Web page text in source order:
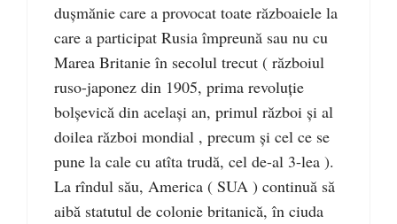
dușmănie care a provocat toate războaiele la
care a participat Rusia împreună sau nu cu
Marea Britanie în secolul trecut ( războiul
ruso-japonez din 1905, prima revoluție
bolșevică din același an, primul război și al
doilea război mondial , precum și cel ce se
pune la cale cu atîta trudă, cel de-al 3-lea ).
La rîndul său, America ( SUA ) continuă să
aibă statutul de colonie britanică, în ciuda